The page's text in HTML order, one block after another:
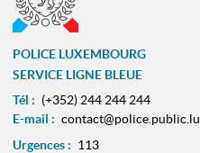
POLICE LUXEMBOURG
SERVICE LIGNE BLEUE
Tél : (+352) 244 244 244
E-mail : contact@police.public.lu
Urgences : 113